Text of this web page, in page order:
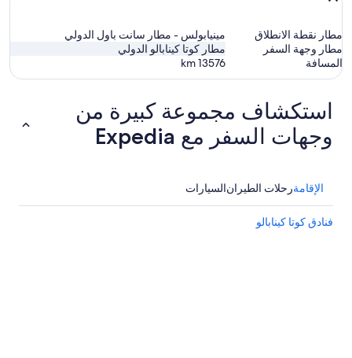
مطار نقطة الانطلاق
مينيابولس - مطار سانت باول الدولي
مطار وجهة السفر
مطار كوتا كينابالو الدولي
المسافة
13576
km
استكشاف مجموعة كبيرة من
وجهات السفر مع Expedia
الإقامةرحلات الطيرانالسيارات
فنادق كوتا كينابالو